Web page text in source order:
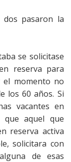
dos pasaron la
se solicitase
reserva para
el momento no
los 60 años. Si
vacantes en
aquel que
reserva activa
solicitara con
de esas